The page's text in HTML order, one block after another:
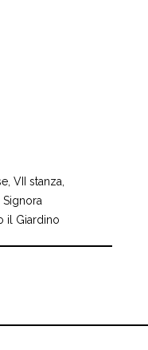
VII stanza,
il Giardino